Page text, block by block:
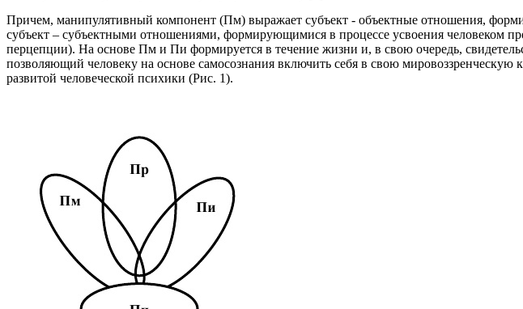
Причем, манипулятивный компонент (Пм) выражает субъект - объектные отношения,
субъект – субъектными отношениями, формирующимися в процессе усвоения человеком
перцепции). На основе Пм и Пи формируется в течение жизни и, в свою очередь,
позволяющий человеку на основе самосознания включить себя в свою
развитой человеческой психики (Рис. 1).